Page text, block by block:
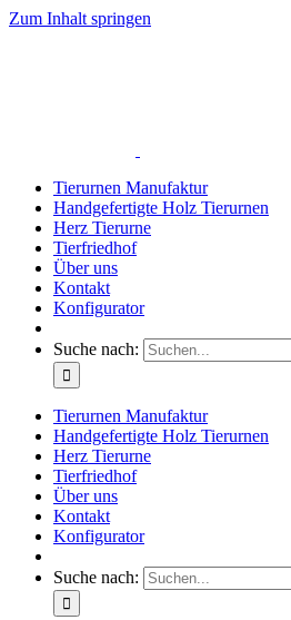
Zum Inhalt springen
Tierurnen Manufaktur
Handgefertigte Holz Tierurnen
Herz Tierurne
Tierfriedhof
Über uns
Kontakt
Konfigurator
Suche nach:
Tierurnen Manufaktur
Handgefertigte Holz Tierurnen
Herz Tierurne
Tierfriedhof
Über uns
Kontakt
Konfigurator
Suche nach: